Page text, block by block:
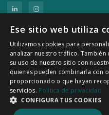
© 2011-2026 CATSENSORS -
instrumentación industrial
Política de Privacidad
|
Ese sitio web utiliza
Utilizamos cookies para
analizar nuestro tráfico.
su uso de nuestro sitio con
quienes pueden combinarla con
proporcionado o que hayan
servicios. Política de privacidad
CONFIGURA TUS COOKIES